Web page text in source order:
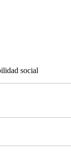
social